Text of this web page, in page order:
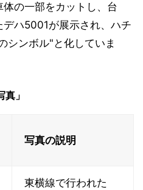
の一部をカットし、台
ハ5001が展示され、ハチ
シンボル"と化していま
」
写真の説明
東横線で行われた